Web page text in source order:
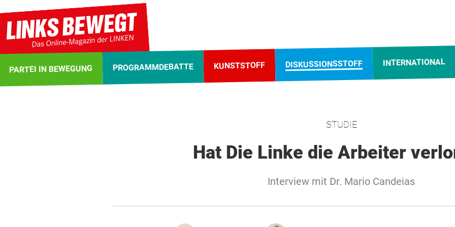
PARTEI IN BEWEGUNG PROGRAMMDEBATTE KUNSTSTOFF DISKUSSIONSSTOFF INTERNATIONAL
STUDIE
Hat Die Linke die Arbeiter
Interview mit Dr. Mario Candeias